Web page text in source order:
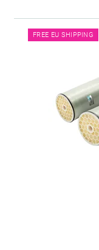
FREE EU SHIPPING